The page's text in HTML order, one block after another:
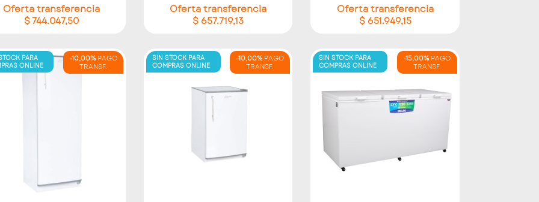
Oferta transferencia
$ 744.047,50
Oferta transferencia
$ 657.719,13
Oferta transferencia
$ 651.949,15
-10,00%PAGO
TRANSF.
PARA
ONLINE
-10,00% PAGO
TRANSF.
SIN STOCK PARA
COMPRAS ONLINE
-15,00% PAGO
TRANSF.
SIN STOCK PARA
COMPRAS ONLINE